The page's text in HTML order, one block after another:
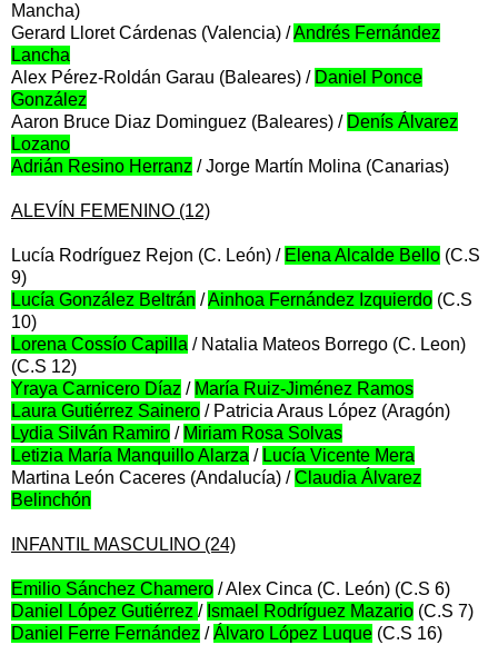
Mancha)
Gerard Lloret Cárdenas (Valencia) /Andrés Fernández
Lancha
Alex Pérez-Roldán Garau (Baleares) / Daniel Ponce
González
Aaron Bruce Diaz Dominguez (Baleares) / Denís Álvarez
Lozano
Adrián Resino Herranz / Jorge Martín Molina (Canarias)
ALEVÍN FEMENINO (12)
Lucía Rodríguez Rejon (C. León) / Elena Alcalde Bello (C.S
9)
Lucía González Beltrán /Ainhoa Fernández Izquierdo (C.S
10)
Lorena Cossío Capilla / Natalia Mateos Borrego (C. Leon)
(C.S 12)
Yraya Carnicero Díaz / María Ruiz-Jiménez Ramos
Laura Gutiérrez Sainero / Patricia Araus López (Aragón)
Lydia Silván Ramiro / Miriam Rosa Solvas
Letizia María Manquillo Alarza / Lucía Vicente Mera
Martina León Caceres (Andalucía) /Claudia Álvarez
Belinchón
INFANTIL MASCULINO (24)
Emilio Sánchez Chamero / Alex Cinca (C. León) (C.S 6)
Daniel López Gutiérrez / Ismael Rodríguez Mazario (C.S 7)
Daniel Ferre Fernández /Álvaro López Luque (C.S 16)